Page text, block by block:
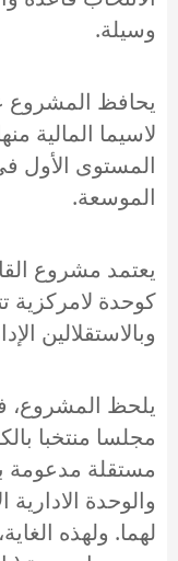
وسيلة.
يحافظ المشروع
لاسيما المالية
المستوى الأول
الموسعة.
يعتمد مشروع
كوحدة لامركزية
وبالاستقلالين
يلحظ المشروع،
مجلسا منتخبا
مستقلة مدعومة
والوحدة الادارية
لهما. ولهذه